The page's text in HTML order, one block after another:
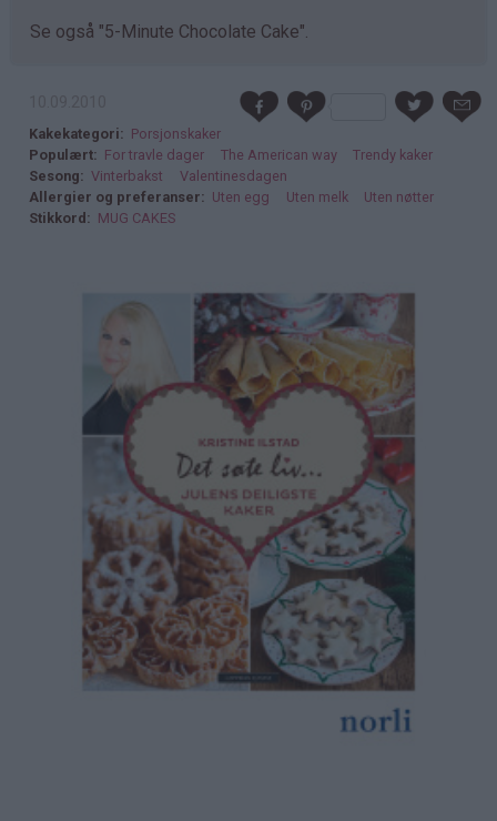
Se også "5-Minute Chocolate Cake".
Kakekategori
Porsjonskaker
Populært
For travle dager The American way
Trendy kaker
Sesong
Vinterbakst
Valentinesdagen
Allergier og preferanser
Uten egg Uten melk
Uten nøtter
Stikkord
MUG CAKES